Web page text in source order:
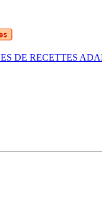
DE RECETTES